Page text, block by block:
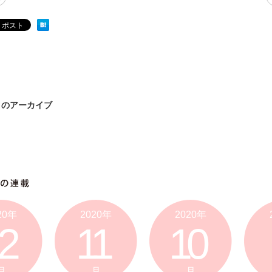
アーカイブ
年 2020年
11
2020年
10